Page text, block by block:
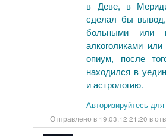
в Деве, в
сделал бы
больными или
алкоголиками
опиум, после
находился в
и астрологию.
Авторизируйтесь
Отправлено в 19.03.12 21:20 в